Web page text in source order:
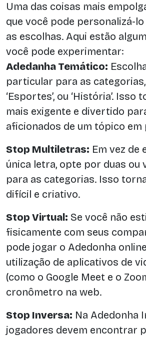
Uma das coisas mais
que você pode personalizá-
as escolhas. Aqui estão
você pode experimentar:
Adedanha Temático:
particular para as categorias,
‘Esportes’, ou ‘História’. Isso
mais exigente e divertido
aficionados de um tópico
Stop Multiletras: Em vez de
única letra, opte por duas ou
para as categorias. Isso
difícil e criativo.
Stop Virtual: Se você não
fisicamente com seus
pode jogar o Adedonha
utilização de aplicativos de
(como o Google Meet e o
cronômetro na web.
Stop Inversa: Na Adedonha
jogadores devem encontrar